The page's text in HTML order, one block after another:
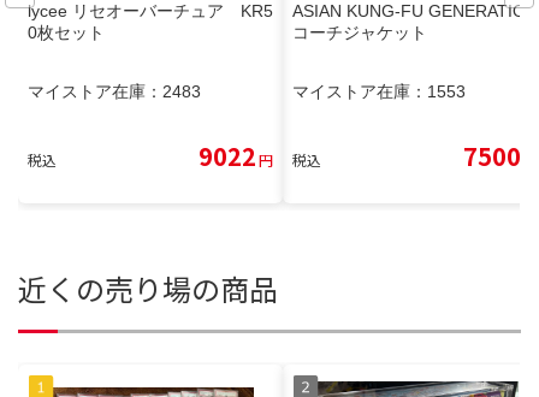
lycee リセオーバーチュア KR5
0枚セット
マイストア在庫： 2483
税込 9022円
ASIAN KUNG-FU GENERATION
コーチジャケット
マイストア在庫： 1553
税込 7500
近くの売り場の商品